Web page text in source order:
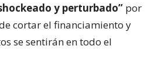
y perturbado” por
cortar el financiamiento y
se sentirán en todo el